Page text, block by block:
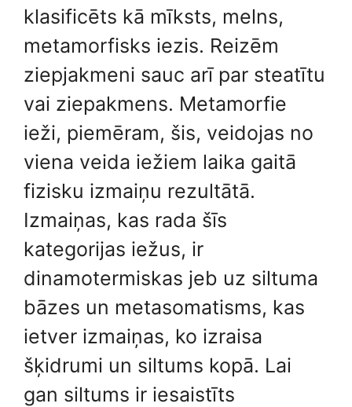
klasificēts kā mīksts, melns,
metamorfisks iezis. Reizēm
ziepjakmeni sauc arī par steatītu
vai ziepakmens. Metamorfie
ieži, piemēram, šis, veidojas no
viena veida iežiem laika gaitā
fizisku izmaiņu rezultātā.
Izmaiņas, kas rada šīs
kategorijas iežus, ir
dinamotermiskas jeb uz siltuma
bāzes un metasomatisms, kas
ietver izmaiņas, ko izraisa
šķidrumi un siltums kopā. Lai
gan siltums ir iesaistīts